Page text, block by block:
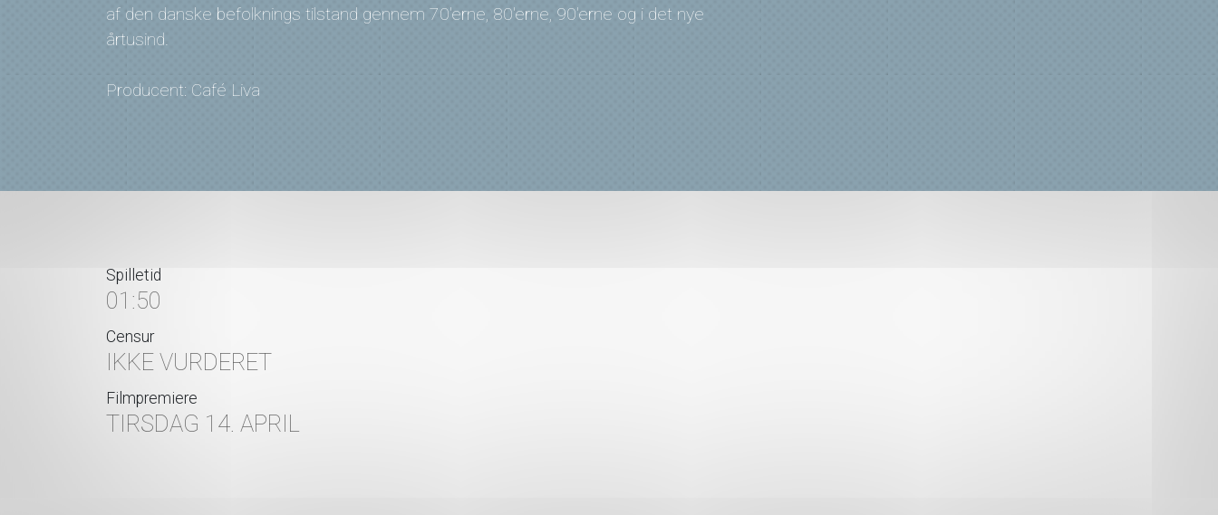
af den danske befolknings tilstand gennem 70'erne, 80'erne, 90'erne og i det nye
årtusind.
Producent: Café Liva
Spilletid
01:50
Censur
IKKE VURDERET
Filmpremiere
TIRSDAG 14. APRIL